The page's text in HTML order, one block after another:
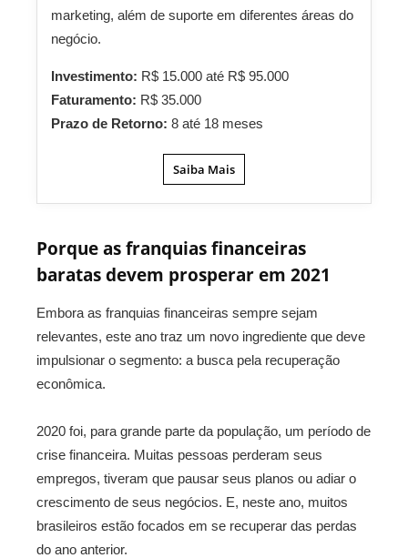
marketing, além de suporte em diferentes áreas do
negócio.
Investimento: R$ 15.000 até R$ 95.000
Faturamento: R$ 35.000
Prazo de Retorno: 8 até 18 meses
Saiba Mais
Porque as franquias financeiras
baratas devem prosperar em 2021
Embora as franquias financeiras sempre sejam
relevantes, este ano traz um novo ingrediente que deve
impulsionar o segmento: a busca pela recuperação
econômica.
2020 foi, para grande parte da população, um período de
crise financeira. Muitas pessoas perderam seus
empregos, tiveram que pausar seus planos ou adiar o
crescimento de seus negócios. E, neste ano, muitos
brasileiros estão focados em se recuperar das perdas
do ano anterior.